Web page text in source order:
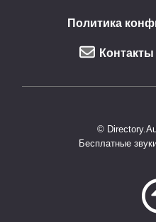
Политика
Контакты
©
Бесплатные